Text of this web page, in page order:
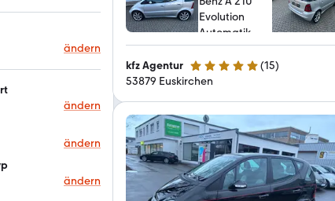
ändern
ändern
ändern
ändern
kfz Agentur 5 Sterne (15)
53879 Euskirchen